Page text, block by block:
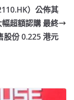
n
k
）公佈其
超額認購 最終
股份 0.225 港元